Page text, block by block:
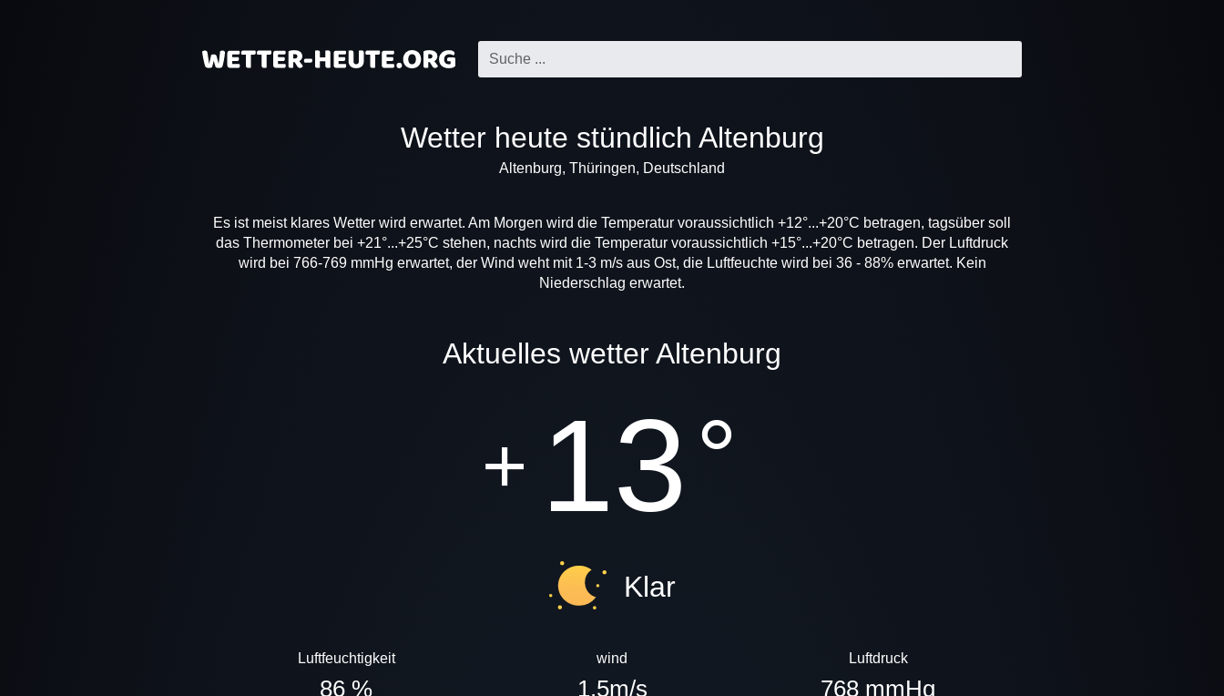
Wetter heute stündlich Altenburg
Altenburg, Thüringen, Deutschland
Es ist meist klares Wetter wird erwartet. Am Morgen wird die Temperatur voraussichtlich +12°...+20°C betragen, tagsüber soll
das Thermometer bei +21°...+25°C stehen, nachts wird die Temperatur voraussichtlich +15°...+20°C betragen. Der Luftdruck
wird bei 766-769 mmHg erwartet, der Wind weht mit 1-3 m/s aus Ost, die Luftfeuchte wird bei 36 - 88% erwartet. Kein
Niederschlag erwartet.
Aktuelles wetter Altenburg
+ 13°
Klar
Luftfeuchtigkeit
86 %
wind
1.5m/s
Luftdruck
768 mmHg